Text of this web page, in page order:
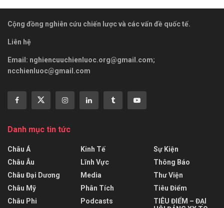
Cộng đồng nghiên cứu chiến lược và các vấn đề quốc tế.
Liên hệ
Email: nghiencuuchienluoc.org@gmail.com;
ncchienluoc@gmail.com
Danh mục tin tức
Châu Á
Châu Âu
Châu Đại Dương
Châu Mỹ
Châu Phi
Kinh Tế
Lĩnh Vực
Media
Phân Tích
Podcasts
Sự Kiện
Thông Báo
Thư Viện
Tiêu Điểm
TIÊU ĐIỂM – ĐẠI